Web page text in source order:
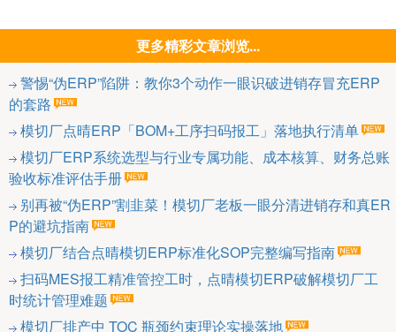
更多精彩文章浏览...
警惕“伪ERP”陷阱：教你3个动作一眼识破进销存冒充ERP
的套路
模切厂点晴ERP「BOM+工序扫码报工」落地执行清单
模切厂ERP系统选型与行业专属功能、成本核算、财务总账
验收标准评估手册
别再被“伪ERP”割韭菜！模切厂老板一眼分清进销存和真ER
P的避坑指南
模切厂结合点晴模切ERP标准化SOP完整编写指南
扫码MES报工精准管控工时，点晴模切ERP破解模切厂工
时统计管理难题
模切厂排产中 TOC 瓶颈约束理论实操落地